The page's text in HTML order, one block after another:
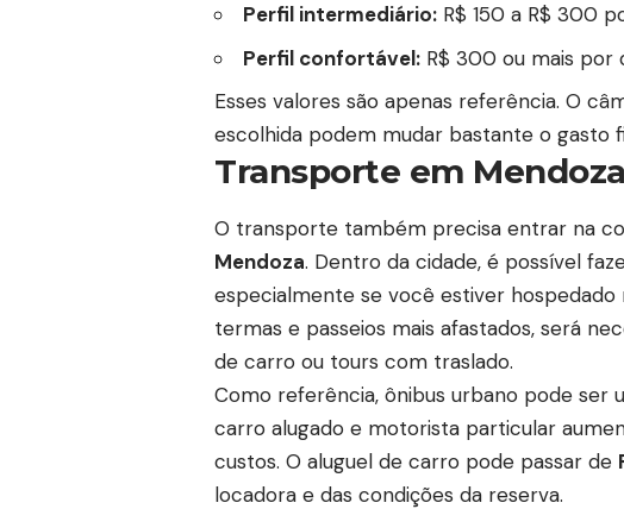
Perfil intermediário: R$ 150 a R$ 300
Perfil confortável: R$ 300 ou mais por
Esses valores são apenas referência. O
escolhida podem mudar bastante o gasto
Transporte em Mendoza
O transporte também precisa entrar na
Mendoza. Dentro da cidade, é possível
especialmente se você estiver
termas e passeios mais afastados, será
de carro ou tours com traslado.
Como referência, ônibus urbano pode ser
carro alugado e motorista particular
custos. O aluguel de carro pode passar de
locadora e das condições da reserva.